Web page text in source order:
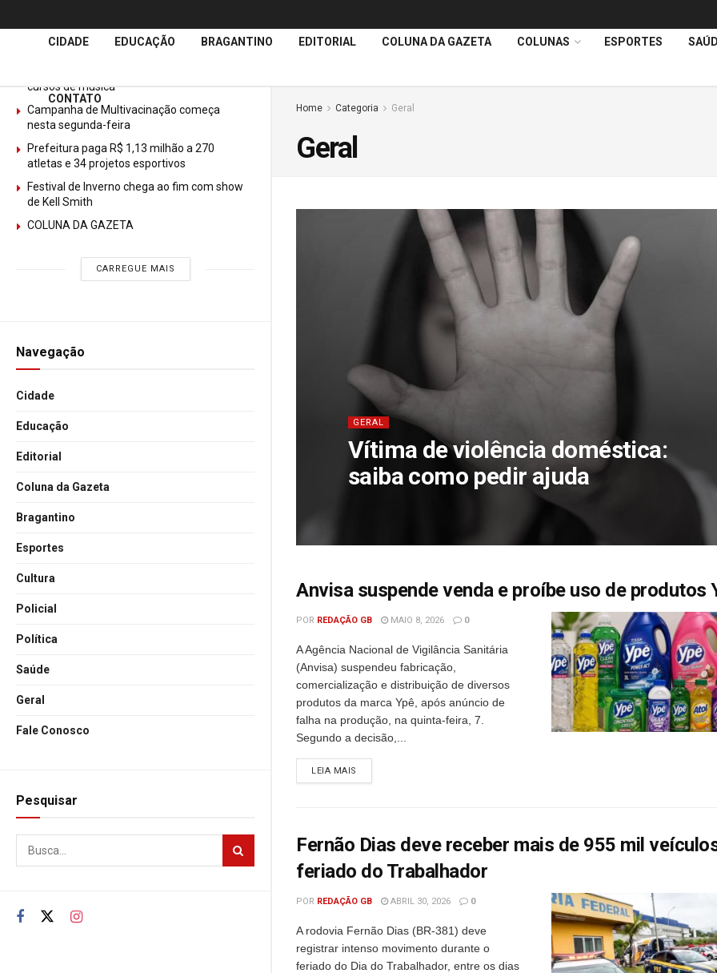
ÚltimasNotícias
cursos de música
Campanha de Multivacinação começa
nesta segunda-feira
Prefeitura paga R$ 1,13 milhão a 270
atletas e 34 projetos esportivos
Festival de Inverno chega ao fim com show
de Kell Smith
COLUNA DA GAZETA
CARREGUE MAIS
Navegação
Cidade
Educação
Editorial
Coluna da Gazeta
Bragantino
Esportes
Cultura
Policial
Política
Saúde
Geral
Fale Conosco
Pesquisar
CIDADE EDUCAÇÃO BRAGANTINO EDITORIAL COLUNA DA GAZETA COLUNAS ESPORTES
CONTATO
Home Categoria Geral
Geral
GERAL
Vítima de violência doméstica:
saiba como pedir ajuda
Anvisa suspende venda e proíbe uso de produtos
POR REDAÇÃO GB MAIO 8, 2026 0
A Agência Nacional de Vigilância Sanitária
(Anvisa) suspendeu fabricação,
comercialização e distribuição de diversos
produtos da marca Ypê, após anúncio de
falha na produção, na quinta-feira, 7.
Segundo a decisão,...
LEIA MAIS
Fernão Dias deve receber mais de 955 mil
feriado do Trabalhador
POR REDAÇÃO GB ABRIL 30, 2026 0
A rodovia Fernão Dias (BR-381) deve
registrar intenso movimento durante o
feriado do Dia do Trabalhador, entre os dias